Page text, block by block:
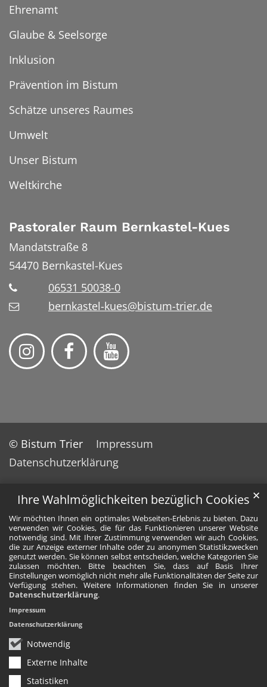
Ihre Wahlmöglichkeiten bezüglich Cookies
Wir möchten Ihnen ein optimales Webseiten-Erlebnis zu bieten. Dazu
verwenden wir Cookies, die für das Funktionieren unserer Website
notwendig sind. Mit Ihrer Zustimmung verwenden wir auch Cookies,
die zur Anzeige externer Inhalte oder zu anonymen Statistikzwecken
genutzt werden. Sie können selbst entscheiden, welche Kategorien Sie
zulassen möchten. Bitte beachten Sie, dass auf Basis Ihrer
Einstellungen womöglich nicht mehr alle Funktionalitäten der Seite zur
Verfügung stehen. Weitere Informationen finden Sie in unserer
Datenschutzerklärung.
Notwendig
Externe Inhalte
Statistiken
✕
Impressum
Datenschutzerklärung
Ehrenamt
Glaube & Seelsorge
Inklusion
Prävention im Bistum
Schätze unseres Raumes
Umwelt
Unser Bistum
Weltkirche
Pastoraler Raum Bernkastel-Kues
Mandatstraße 8
54470 Bernkastel-Kues
06531 50038-0
bernkastel-kues@bistum-trier.de
© Bistum Trier
Impressum
Datenschutzerklärung